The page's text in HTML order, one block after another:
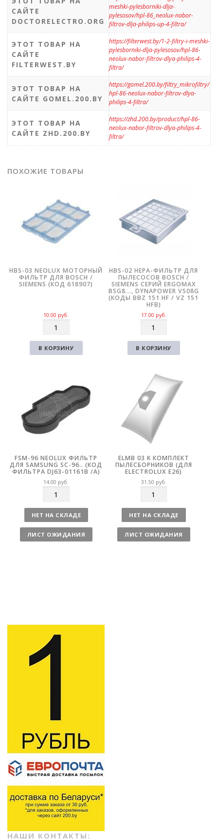
САЙТЕ
DOCTORELECTRO.ORG
meshki-pylesborniki-dlja-
pylesosov/hpl-86_neolux-nabor-
filtrov-dlja-philips-up-4-filtra/
ЭТОТ ТОВАР НА
САЙТЕ
FILTERWEST.BY
https://filterwest.by/1-2-filtry-i-meshki-
pylesborniki-dlja-pylesosov/hpl-86-
neolux-nabor-filtrov-dlya-philips-4-
filtra/
ЭТОТ ТОВАР НА
САЙТЕ GOMEL.200.BY
https://gomel.200.by/filtry_mikrofiltry/
hpl-86-neolux-nabor-filtrov-dlya-
philips-4-filtra/
ЭТОТ ТОВАР НА
САЙТЕ ZHD.200.BY
https://zhd.200.by/product/hpl-86-
neolux-nabor-filtrov-dlya-philips-4-
filtra/
ПОХОЖИЕ ТОВАРЫ
HBS-03 NEOLUX МОТОРНЫЙ
ФИЛЬТР ДЛЯ BOSCH /
SIEMENS (КОД 618907)
10.00 руб.
л
и
в
о
В КОРЗИНУ
HBS-02 HEPA-ФИЛЬТР ДЛЯ
ПЫЛЕСОСОВ BOSCH /
SIEMENS СЕРИЙ ERGOMAX
BSG8…, DYNAPOWER VS08G
(КОДЫ BBZ 151 HF / VZ 151
HFB)
17.00 руб.
л
и
т
в
о
В КОРЗИНУ
FSM-96 NEOLUX ФИЛЬТР
ДЛЯ SAMSUNG SC-96.. (КОД
ФИЛЬТРА DJ63-01161B /A)
14.00 руб.
л
и
ч
е
НЕТ НА СКЛАДЕ
ЛИСТ ОЖИДАНИЯ
ELMB 03 K КОМПЛЕКТ
ПЫЛЕСБОРНИКОВ (ДЛЯ
ELECTROLUX E26)
31.50 руб.
л
и
ч
е
НЕТ НА СКЛАДЕ
ЛИСТ ОЖИДАНИЯ
НАШИ КОНТАКТЫ: